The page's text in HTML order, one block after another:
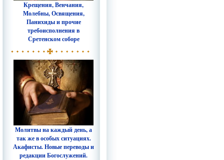
Крещения, Венчания,
Молебны, Освящения,
Панихиды и прочие
требоисполнения в
Сретенском соборе
Молитвы на каждый день, а
так же в особых ситуациях.
Акафисты. Новые переводы и
редакции Богослужений.